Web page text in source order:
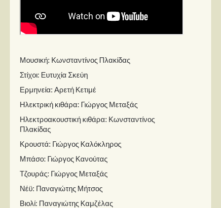
Μουσική: Κωνσταντίνος Πλακίδας
Στίχοι: Ευτυχία Σκεύη
Ερμηνεία: Αρετή Κετιμέ
Ηλεκτρική κιθάρα: Γιώργος Μεταξάς
Ηλεκτροακουστική κιθάρα: Κωνσταντίνος
Πλακίδας
Κρουστά: Γιώργος Καλόκληρος
Μπάσο: Γιώργος Κανούτας
Τζουράς: Γιώργος Μεταξάς
Νέϋ: Παναγιώτης Μήτσος
Βιολί: Παναγιώτης Καμζέλας